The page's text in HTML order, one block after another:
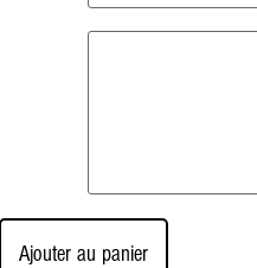
Ajouter au panier